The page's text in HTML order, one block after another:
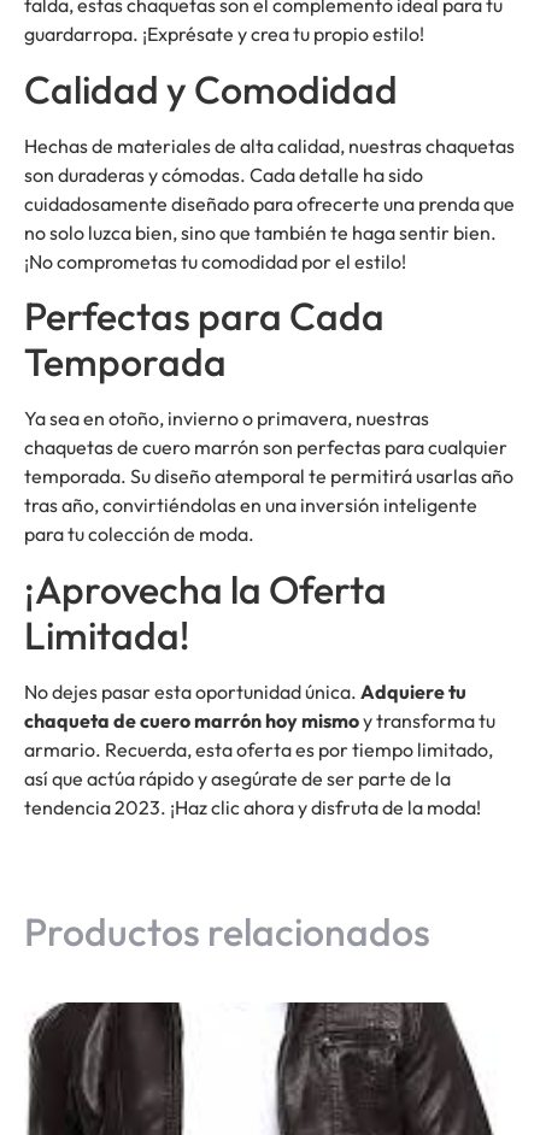
falda, estas chaquetas son el complemento ideal para tu
guardarropa. ¡Exprésate y crea tu propio estilo!
Calidad y Comodidad
Hechas de materiales de alta calidad, nuestras chaquetas
son duraderas y cómodas. Cada detalle ha sido
cuidadosamente diseñado para ofrecerte una prenda que
no solo luzca bien, sino que también te haga sentir bien.
¡No comprometas tu comodidad por el estilo!
Perfectas para Cada
Temporada
Ya sea en otoño, invierno o primavera, nuestras
chaquetas de cuero marrón son perfectas para cualquier
temporada. Su diseño atemporal te permitirá usarlas año
tras año, convirtiéndolas en una inversión inteligente
para tu colección de moda.
¡Aprovecha la Oferta
Limitada!
No dejes pasar esta oportunidad única. Adquiere tu
chaqueta de cuero marrón hoy mismoy transforma tu
armario. Recuerda, esta oferta es por tiempo limitado,
así que actúa rápido y asegúrate de ser parte de la
tendencia 2023. ¡Haz clic ahora y disfruta de la moda!
Productos relacionados